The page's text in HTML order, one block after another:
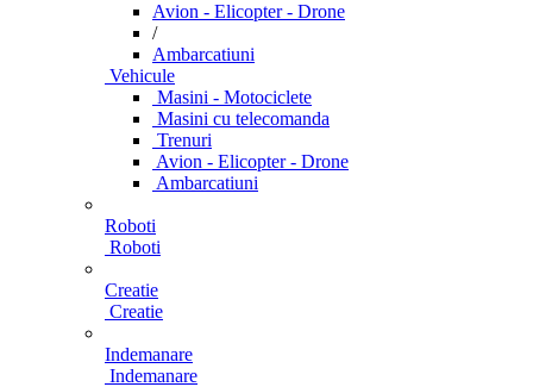
Avion - Elicopter - Drone
/
Ambarcatiuni
Vehicule
Masini - Motociclete
Masini cu telecomanda
Trenuri
Avion - Elicopter - Drone
Ambarcatiuni
Roboti
Roboti
Creatie
Creatie
Indemanare
Indemanare